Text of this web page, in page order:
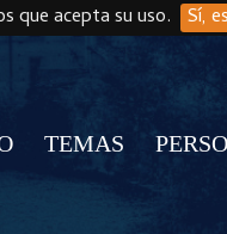
que acepta su uso. Sí,
TEMAS